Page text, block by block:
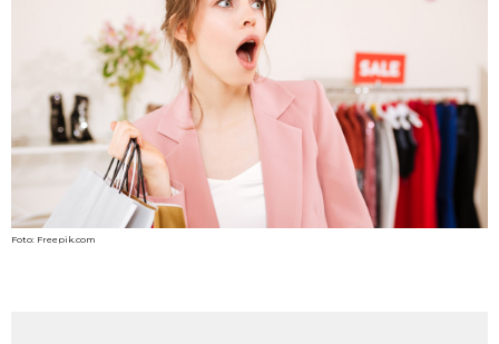
Foto: Freepik.com